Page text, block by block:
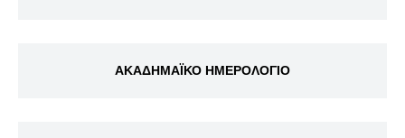
ΑΚΑΔΗΜΑΪΚΟ ΗΜΕΡΟΛΟΓΙΟ